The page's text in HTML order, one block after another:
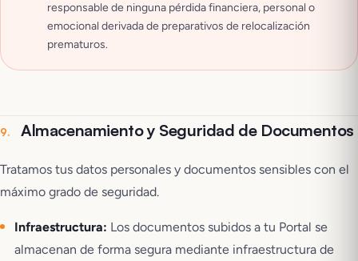
responsable de ninguna pérdida financiera, personal o
emocional derivada de preparativos de relocalización
prematuros.
9. Almacenamiento y Seguridad de Documentos
Tratamos tus datos personales y documentos sensibles con el
máximo grado de seguridad.
Infraestructura: Los documentos subidos a tu Portal se
almacenan de forma segura mediante infraestructura de